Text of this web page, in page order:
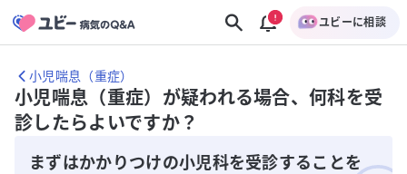
ユビーに相談
小児喘息（重症）
小児喘息（重症）が疑われる場合、何科を受
診したらよいですか？
まずはかかりつけの小児科を受診することを